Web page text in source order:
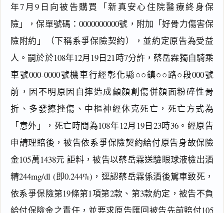
年7月9日向被告購買「新真安心住院醫療終身保
險」，保單號碼：0000000000號，附加「好骨力傷害保
險附約」（下稱系爭保險契約），並約定原告為受益
人。嗣於於108年12月19日21時7分許，蔡岳霖獨自騎乘
車號000-0000號機車行經彰化縣○○鎮○○路○段000號
前，因不明原因自摔造成顱顏創傷併顏面粉碎性骨
折、多發擦挫傷、中樞神經休克死亡，死亡方式為
「意外」，死亡時間為108年12月19日23時36。經原告
申請理賠後，被告依系爭保險契約給付原告身故保險
金105萬1438元 詎料，被告以蔡岳霖送驗眼球液檢出酒
精244mg/dl (即0.244%)，逕認蔡岳霖係酒後駕車致死，
依系爭保險第19條第1項第2款、第3款約定，被告不負
給付保險金之責任，並要求原告匯回被告先前賠付105